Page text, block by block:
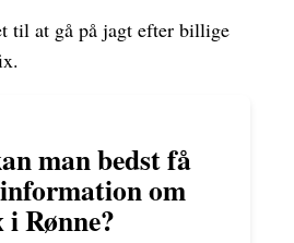
til at gå på jagt efter billige
man bedst få
om
Rønne?